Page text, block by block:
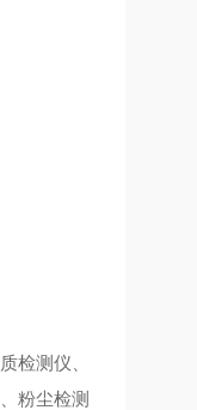
检测仪、
粉尘检测